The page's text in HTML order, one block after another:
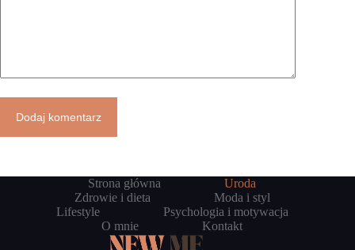
Dodaj komentarz
Strona główna
Uroda
Zdrowie i dieta
Moda i styl
Lifestyle
Psychologia i motywacja
O mnie
Kontakt